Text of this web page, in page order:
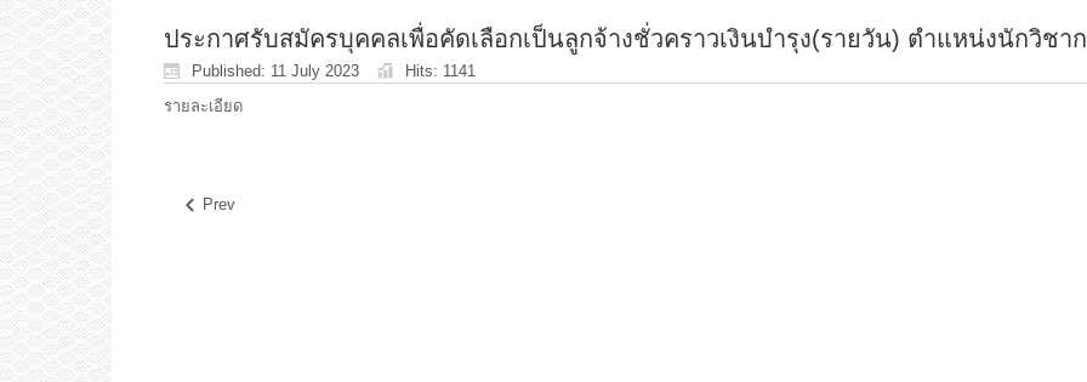
ประกาศรับสมัครบุคคลเพื่อคัดเลือกเป็นลูกจ้างชั่วคราวเงินบำรุง(รายวัน) ตำแหน่งนักวิชา
Published: 11 July 2023
Hits: 1141
รายละเอียด
Prev